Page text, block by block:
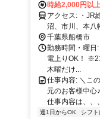
時給2,000円以
アクセス: ・JR総武線「西船橋駅」北口出口徒歩2分 ◎船橋、千葉、稲毛、津田
沼、市川、本八
千葉県船橋市
勤務時間・曜日
電上りOK！
木曜だけ...
仕事内容: ＼こ
元のお客様中
仕事内容は、、
週1日からOK シフト